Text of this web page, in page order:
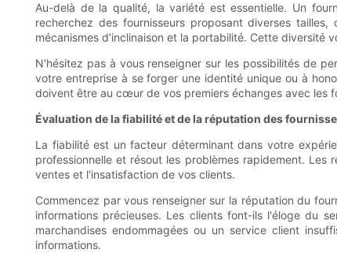
Au-delà de la qualité, la variété est essentielle. Un
recherchez des fournisseurs proposant diverses
mécanismes d’inclinaison et la portabilité. Cette
N'hésitez pas à vous renseigner sur les possibilités de
votre entreprise à se forger une identité unique ou à
doivent être au cœur de vos premiers échanges avec les
Évaluation de la fiabilité et de la réputation des
La fiabilité est un facteur déterminant dans votre
professionnelle et résout les problèmes rapidement.
ventes et l'insatisfaction de vos clients.
Commencez par vous renseigner sur la réputation du
informations précieuses. Les clients font-ils l'éloge du
marchandises endommagées ou un service client
informations.